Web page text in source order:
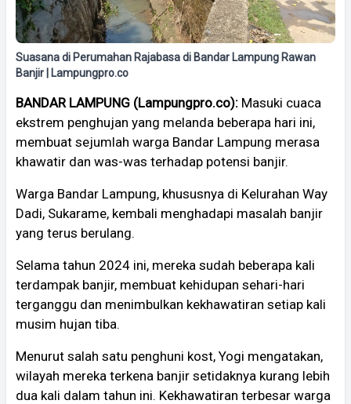
Suasana di Perumahan Rajabasa di Bandar Lampung Rawan
Banjir | Lampungpro.co
BANDAR LAMPUNG (Lampungpro.co): Masuki cuaca
ekstrem penghujan yang melanda beberapa hari ini,
membuat sejumlah warga Bandar Lampung merasa
khawatir dan was-was terhadap potensi banjir.
Warga Bandar Lampung, khususnya di Kelurahan Way
Dadi, Sukarame, kembali menghadapi masalah banjir
yang terus berulang.
Selama tahun 2024 ini, mereka sudah beberapa kali
terdampak banjir, membuat kehidupan sehari-hari
terganggu dan menimbulkan kekhawatiran setiap kali
musim hujan tiba.
Menurut salah satu penghuni kost, Yogi mengatakan,
wilayah mereka terkena banjir setidaknya kurang lebih
dua kali dalam tahun ini. Kekhawatiran terbesar warga